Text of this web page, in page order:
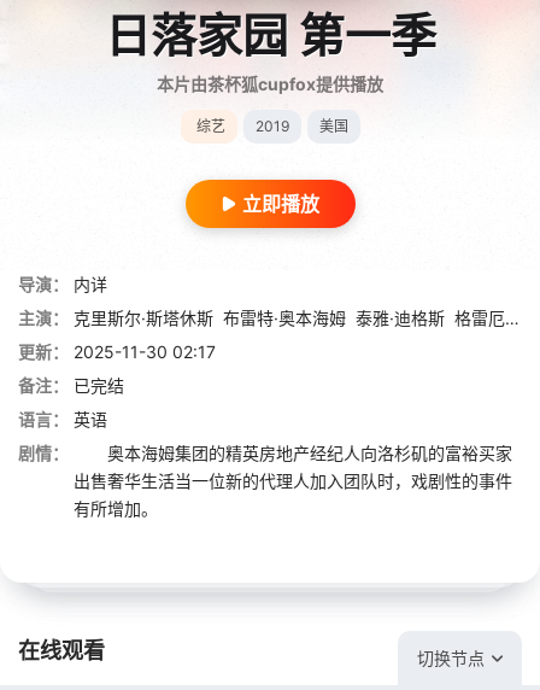
日落家园 第一季
本片由茶杯狐cupfox提供播放
综艺 2019 美国
立即播放
导演：
内详
主演：
克里斯尔·斯塔休斯 布雷特·奥本海姆 泰雅·迪格斯 格雷厄姆·斯蒂芬
更新：
2025-11-30 02:17
备注：
已完结
语言：
英语
剧情：
奥本海姆集团的精英房地产经纪人向洛杉矶的富裕买家
出售奢华生活当一位新的代理人加入团队时，戏剧性的事件
有所增加。
在线观看 切换节点